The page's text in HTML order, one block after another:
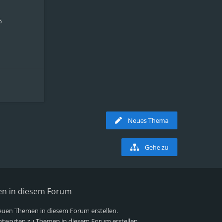
Neues Thema
Gehe zu
in diesem Forum
Themen in diesem Forum erstellen.